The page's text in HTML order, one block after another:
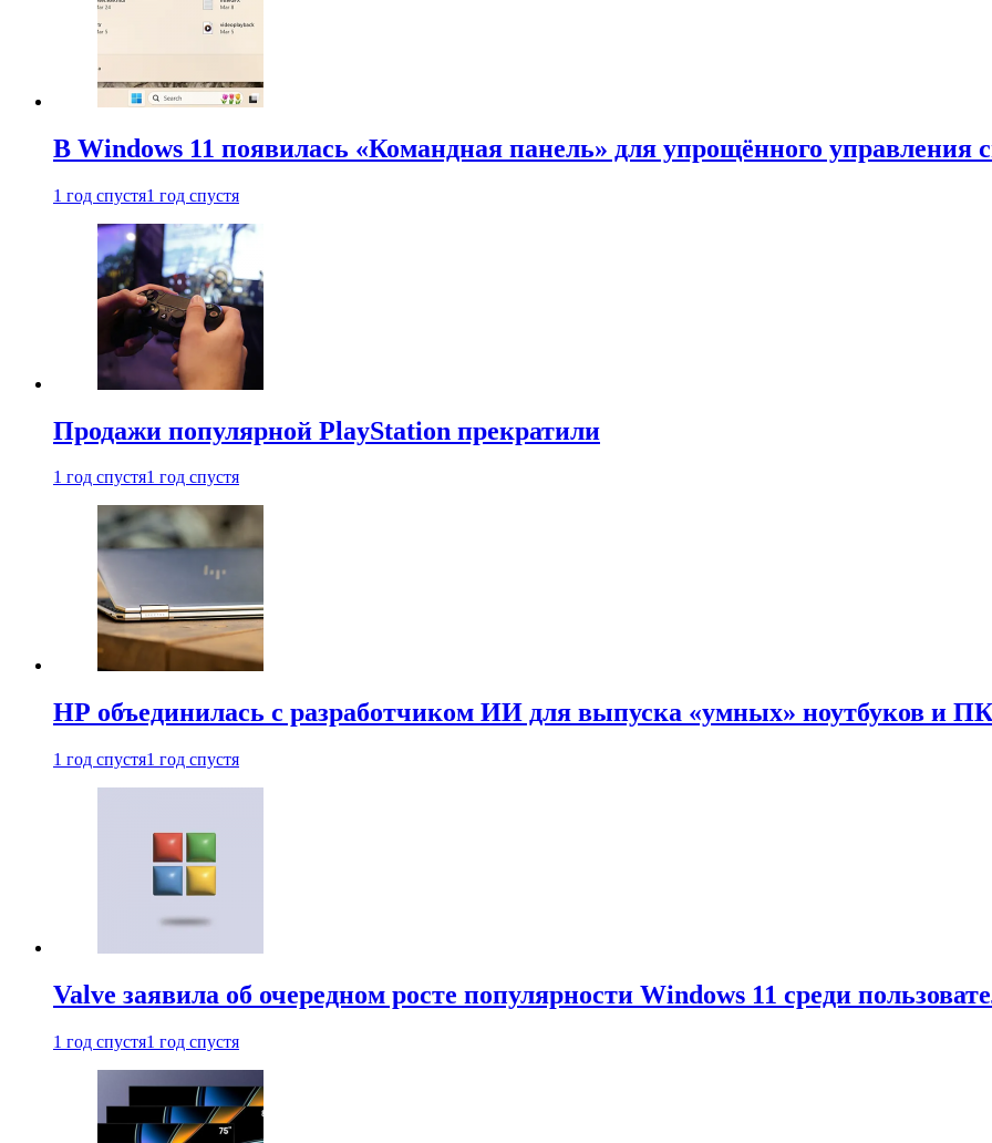
В Windows 11 появилась «Командная панель» для упрощённого управления
1 год спустя1 год спустя
Продажи популярной PlayStation прекратили
1 год спустя1 год спустя
HP объединилась с разработчиком ИИ для выпуска «умных» ноутбуков и ПК
1 год спустя1 год спустя
Valve заявила об очередном росте популярности Windows 11 среди
1 год спустя1 год спустя